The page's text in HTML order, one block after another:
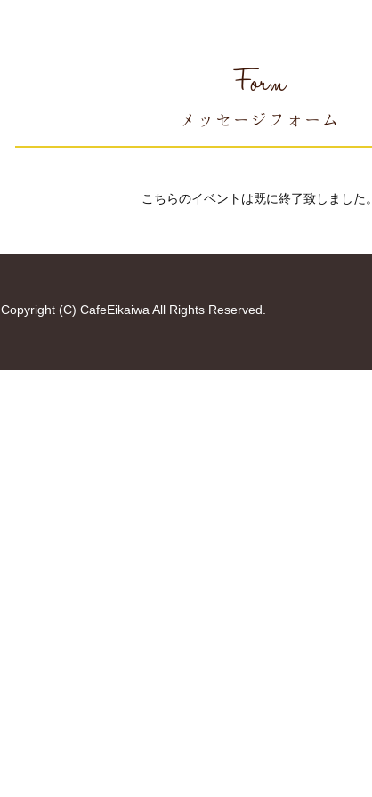
Form
メッセージフォーム
こちらのイベントは既に終了致しました。
Copyright (C) CafeEikaiwa All Rights Reserved.